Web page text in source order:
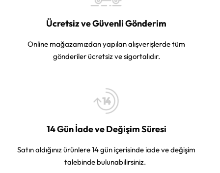
Ücretsiz ve Güvenli Gönderim
Online mağazamızdan yapılan alışverişlerde tüm
gönderiler ücretsiz ve sigortalıdır.
14 Gün İade ve Değişim Süresi
Satın aldığınız ürünlere 14 gün içerisinde iade ve değişim
talebinde bulunabilirsiniz.